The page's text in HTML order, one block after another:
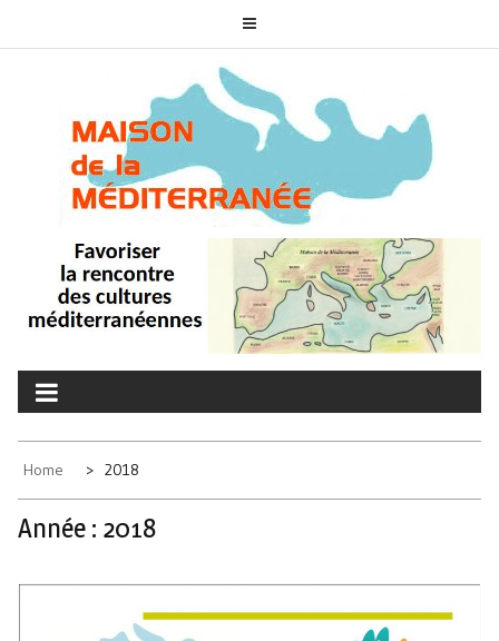
MAISON DE LA
MÉDITERRANÉE
Home 2018
Année : 2018